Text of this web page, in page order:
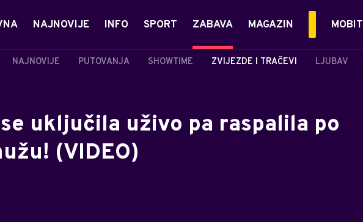
NAJNOVIJE INFO SPORT ZABAVA
NAJNOVIJE PUTOVANJA SHOWTIME ZVIJEZDE I TRAČEVI LJUBAV
MAGAZIN MOBIT
uključila uživo pa raspalila po
(VIDEO)